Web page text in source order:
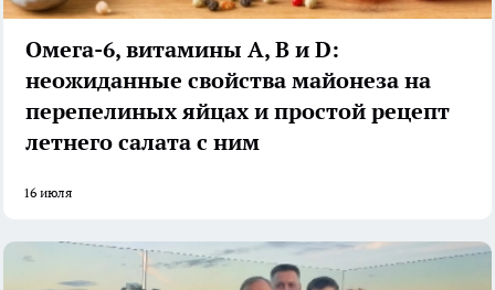
Омега-6, витамины А, В и D:
неожиданные свойства майонеза на
перепелиных яйцах и простой рецепт
летнего салата с ним
16 июля